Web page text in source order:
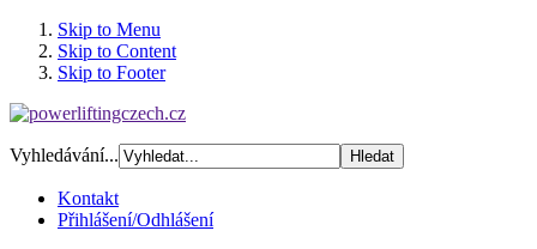
Skip to Menu
Skip to Content
Skip to Footer
Vyhledávání...
Kontakt
Přihlášení/Odhlášení